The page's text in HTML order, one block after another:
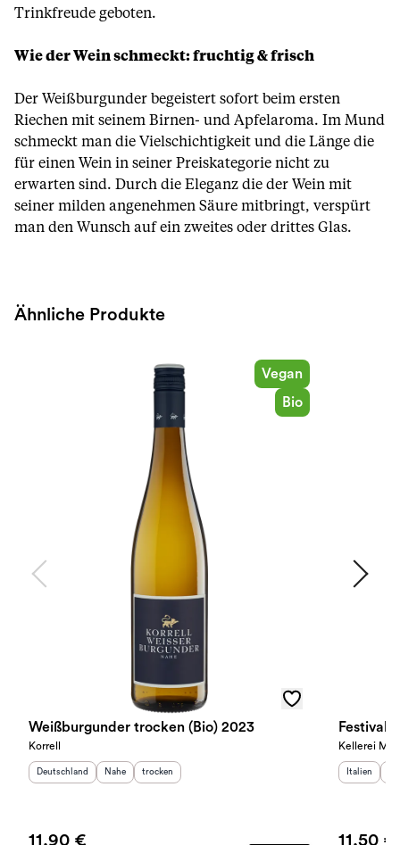
Trinkfreude geboten.
Wie der Wein schmeckt: fruchtig & frisch
Der Weißburgunder begeistert sofort beim ersten
Riechen mit seinem Birnen- und Apfelaroma. Im Mund
schmeckt man die Vielschichtigkeit und die Länge die
für einen Wein in seiner Preiskategorie nicht zu
erwarten sind. Durch die Eleganz die der Wein mit
seiner milden angenehmen Säure mitbringt, verspürt
man den Wunsch auf ein zweites oder drittes Glas.
Ähnliche Produkte
Vegan
Bio
Weißburgunder trocken (Bio) 2023
Korrell
Herkunftsland
Deutschland Herkunftsregion:
Nahe Geschmack
trocken
11,90 €
Festival
Kellerei
Italien
11,50 €